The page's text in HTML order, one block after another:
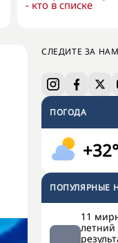
- кто в списке
СЛЕДИТЕ ЗА
ПОГОДА
+32°
ПОПУЛЯРНЫЕ
11
летний